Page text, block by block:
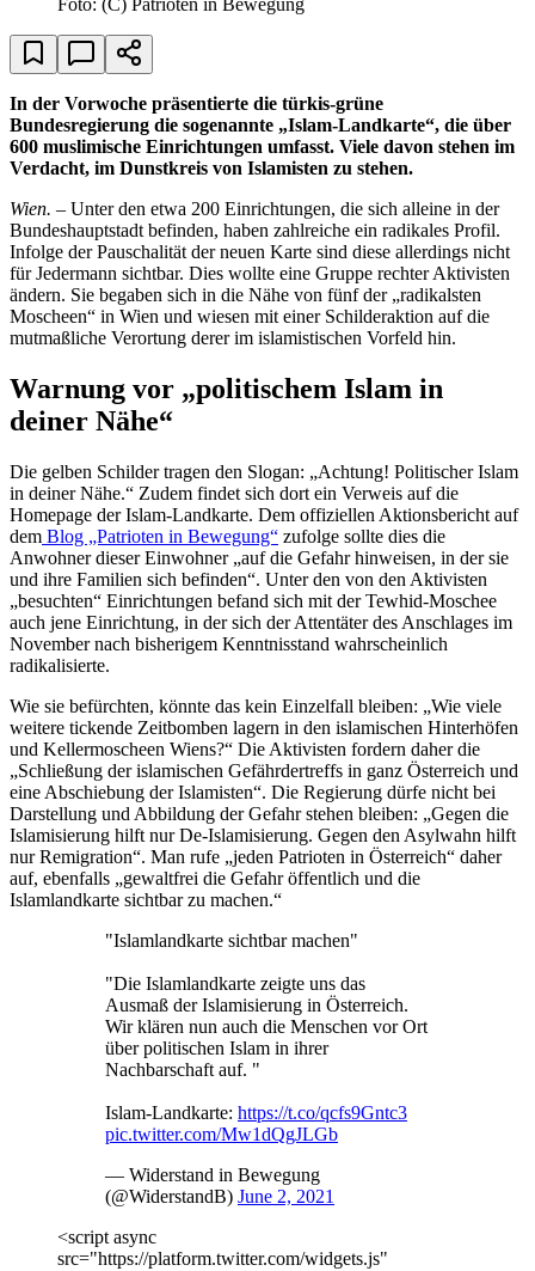
In der Vorwoche präsentierte die türkis-grüne
Bundesregierung die sogenannte „Islam-Landkarte“, die über
600 muslimische Einrichtungen umfasst. Viele davon stehen im
Verdacht, im Dunstkreis von Islamisten zu stehen.
Wien. – Unter den etwa 200 Einrichtungen, die sich alleine in der
Bundeshauptstadt befinden, haben zahlreiche ein radikales Profil.
Infolge der Pauschalität der neuen Karte sind diese allerdings nicht
für Jedermann sichtbar. Dies wollte eine Gruppe rechter Aktivisten
ändern. Sie begaben sich in die Nähe von fünf der „radikalsten
Moscheen“ in Wien und wiesen mit einer Schilderaktion auf die
mutmaßliche Verortung derer im islamistischen Vorfeld hin.
Warnung vor „politischem Islam in
deiner Nähe“
Die gelben Schilder tragen den Slogan: „Achtung! Politischer Islam
in deiner Nähe.“ Zudem findet sich dort ein Verweis auf die
Homepage der Islam-Landkarte. Dem offiziellen Aktionsbericht auf
dem Blog „Patrioten in Bewegung“ zufolge sollte dies die
Anwohner dieser Einwohner „auf die Gefahr hinweisen, in der sie
und ihre Familien sich befinden“. Unter den von den Aktivisten
„besuchten“ Einrichtungen befand sich mit der Tewhid-Moschee
auch jene Einrichtung, in der sich der Attentäter des Anschlages im
November nach bisherigem Kenntnisstand wahrscheinlich
radikalisierte.
Wie sie befürchten, könnte das kein Einzelfall bleiben: „Wie viele
weitere tickende Zeitbomben lagern in den islamischen Hinterhöfen
und Kellermoscheen Wiens?“ Die Aktivisten fordern daher die
„Schließung der islamischen Gefährdertreffs in ganz Österreich und
eine Abschiebung der Islamisten“. Die Regierung dürfe nicht bei
Darstellung und Abbildung der Gefahr stehen bleiben: „Gegen die
Islamisierung hilft nur De-Islamisierung. Gegen den Asylwahn hilft
nur Remigration“. Man rufe „jeden Patrioten in Österreich“ daher
auf, ebenfalls „gewaltfrei die Gefahr öffentlich und die
Islamlandkarte sichtbar zu machen.“
"Islamlandkarte sichtbar machen"
"Die Islamlandkarte zeigte uns das
Ausmaß der Islamisierung in Österreich.
Wir klären nun auch die Menschen vor Ort
über politischen Islam in ihrer
Nachbarschaft auf. "
Islam-Landkarte: https://t.co/qcfs9Gntc3
pic.twitter.com/Mw1dQgJLGb
— Widerstand in Bewegung
(@WiderstandB) June 2, 2021
<script async
src="https://platform.twitter.com/widgets.js"